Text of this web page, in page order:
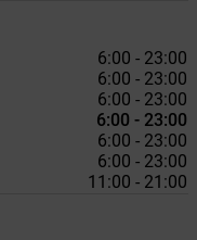
6:00 - 23:00
6:00 - 23:00
6:00 - 23:00
6:00 - 23:00
6:00 - 23:00
6:00 - 23:00
11:00 - 21:00